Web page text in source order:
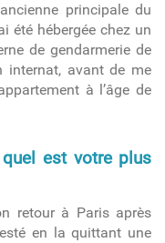
principale du
été hébergée chez un
de gendarmerie de
internat, avant de me
à l’âge de
est votre plus
retour à Paris après
en la quittant une